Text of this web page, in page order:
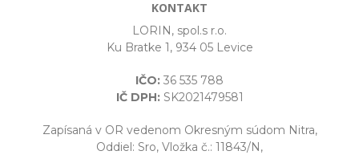
KONTAKT
LORIN, spol.s r.o.
Ku Bratke 1, 934 05 Levice
IČO: 36 535 788
IČ DPH:SK2021479581
Zapísaná v OR vedenom Okresným súdom Nitra,
Oddiel: Sro, Vložka č.: 11843/N,